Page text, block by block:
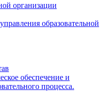
организации
образовательной
обеспечение и
процесса.